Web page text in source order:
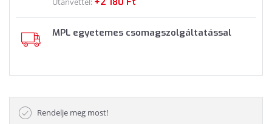
MPL egyetemes csomagszolgáltatással
Rendelje meg most!